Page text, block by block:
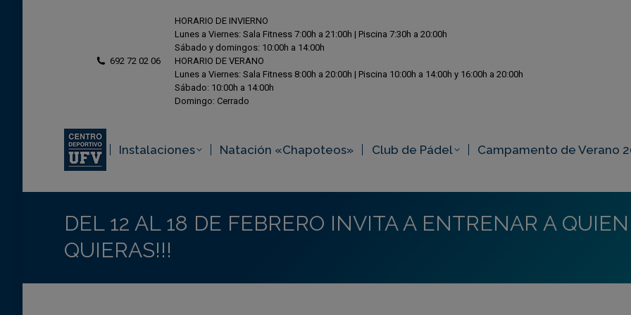
692 72 02 06
HORARIO DE INVIERNO
Lunes a Viernes: Sala Fitness 7:00h a 21:00h | Piscina 7:30h a 20:00h
Sábado y domingos: 10:00h a 14:00h
HORARIO DE VERANO
Lunes a Viernes: Sala Fitness 8:00h a 20:00h | Piscina 10:00h a 14:00h y 16:00h a 20:00h
Sábado: 10:00h a 14:00h
Domingo: Cerrado
Instalaciones Natación «Chapoteos» Club de Pádel Campamento de Verano
DEL 12 AL 18 DE FEBRERO INVITA A ENTRENAR A
QUIERAS!!!